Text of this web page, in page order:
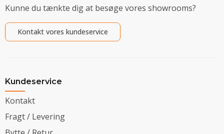
Kunne du tænkte dig at besøge vores showrooms?
Kontakt vores kundeservice
Kundeservice
Kontakt
Fragt / Levering